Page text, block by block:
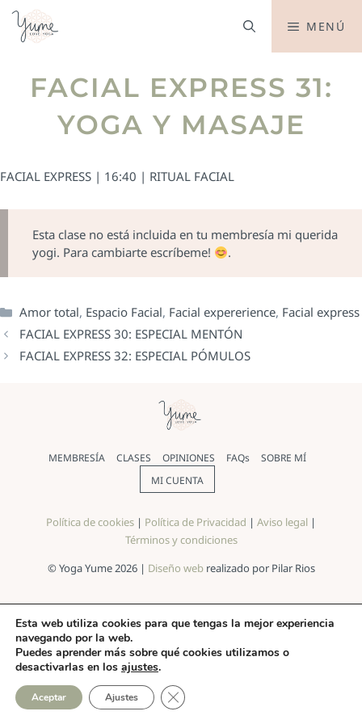
MENÚ
FACIAL EXPRESS 31:
YOGA Y MASAJE
FACIAL EXPRESS | 16:40 | RITUAL FACIAL
Esta clase no está incluida en tu membresía mi querida
yogi. Para cambiarte escríbeme!
.
Amor total, Espacio Facial, Facial expererience, Facial express
FACIAL EXPRESS 30: ESPECIAL MENTÓN
FACIAL EXPRESS 32: ESPECIAL PÓMULOS
MEMBRESÍA CLASES OPINIONES FAQs
SOBRE MÍ
MI CUENTA
Política de cookies | Política de Privacidad | Aviso legal |
Términos y condiciones
© Yoga Yume 2026 | Diseño webrealizado por Pilar Rios
Esta web utiliza cookies para que tengas la mejor experiencia
navegando por la web.
Puedes aprender más sobre qué cookies utilizamos o
desactivarlas en los ajustes.
Aceptar Ajustes CERRAR EL BANNER DE